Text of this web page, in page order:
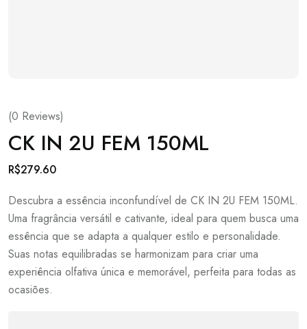
(0 Reviews)
CK IN 2U FEM 150ML
R$279.60
Descubra a essência inconfundível de CK IN 2U FEM 150ML.
Uma fragrância versátil e cativante, ideal para quem busca uma
essência que se adapta a qualquer estilo e personalidade.
Suas notas equilibradas se harmonizam para criar uma
experiência olfativa única e memorável, perfeita para todas as
ocasiões.